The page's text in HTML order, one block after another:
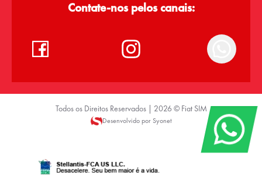
Contate-nos pelos canais:
Todos os Direitos Reservados | 2026 © Fiat SIM
Desenvolvido por Syonet